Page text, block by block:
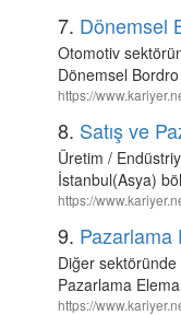
7. Dönemsel
Otomotiv
Dönemsel Bordro
https://
8. Satış ve
Üretim /
İstanbul(Asya)
https://
9. Pazarlama
Diğer sektöründe
Pazarlama
https://